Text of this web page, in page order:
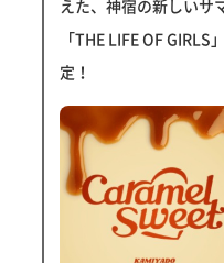
えた、神宿の新しいサ
「THE LIFE OF
定！